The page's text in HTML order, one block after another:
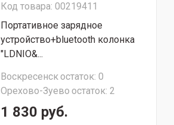
Код товара: 00219411
Портативное зарядное
устройство+bluetooth колонка
"LDNIO&...
Воскресенскостаток: 0
Орехово-Зуево остаток: 2
1 830 руб.